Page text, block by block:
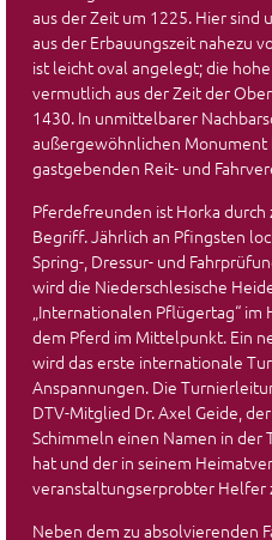
aus der Zeit um 1225. Hier sind
aus der Erbauungszeit nahezu
ist leicht oval angelegt; die
vermutlich aus der Zeit der
1430. In unmittelbarer
außergewöhnlichen Monument
gastgebenden Reit- und
Pferdefreunden ist Horka
Begriff. Jährlich an Pfingsten
Spring-, Dressur- und
wird die Niederschlesische
„Internationalen Pflügertag“
dem Pferd im Mittelpunkt. Ein
wird das erste internationale
Anspannungen. Die
DTV-Mitglied Dr. Axel Geide,
Schimmeln einen Namen in der
hat und der in seinem
veranstaltungserprobter Helfer
Neben dem zu absolvierenden